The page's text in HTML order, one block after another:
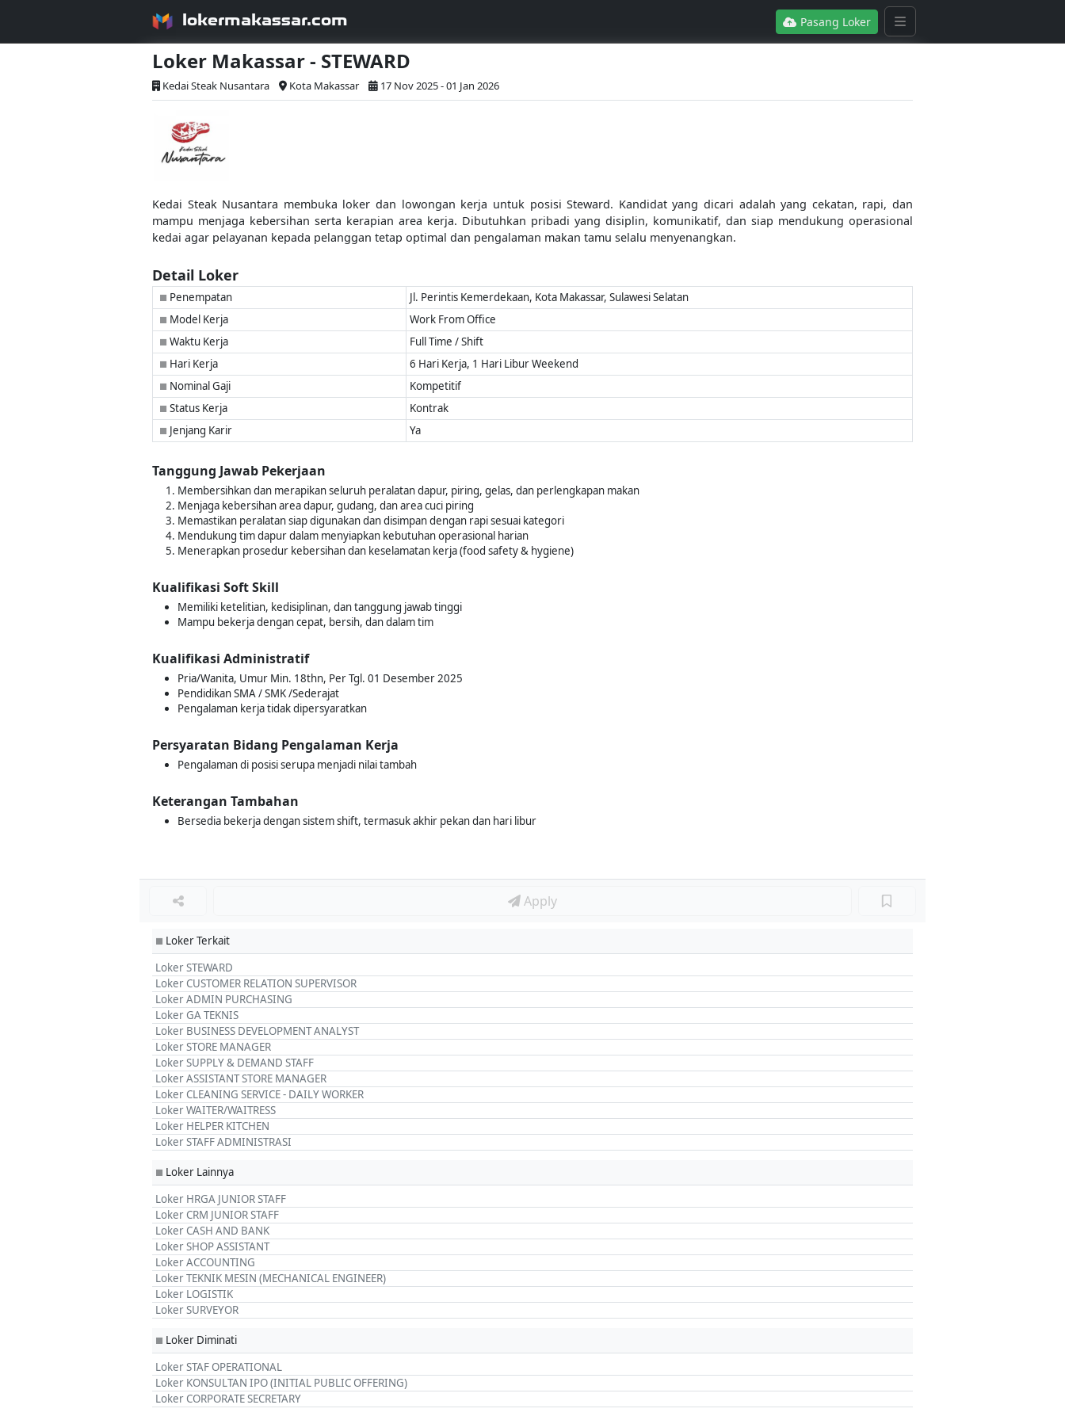
lokermakassar.com Pasang Loker
Loker Makassar - STEWARD
Kedai Steak Nusantara Kota Makassar 17 Nov 2025 - 01 Jan 2026
Kedai Steak Nusantara membuka loker dan lowongan kerja untuk posisi Steward. Kandidat yang dicari adalah yang cekatan, rapi, dan
mampu menjaga kebersihan serta kerapian area kerja. Dibutuhkan pribadi yang disiplin, komunikatif, dan siap mendukung operasional
kedai agar pelayanan kepada pelanggan tetap optimal dan pengalaman makan tamu selalu menyenangkan.
Detail Loker
■ Penempatan Jl. Perintis Kemerdekaan, Kota Makassar, Sulawesi Selatan
■ Model Kerja Work From Office
■ Waktu Kerja Full Time / Shift
■ Hari Kerja 6 Hari Kerja, 1 Hari Libur Weekend
■ Nominal Gaji Kompetitif
■ Status Kerja Kontrak
■ Jenjang Karir Ya
Tanggung Jawab Pekerjaan
Membersihkan dan merapikan seluruh peralatan dapur, piring, gelas, dan perlengkapan makan
Menjaga kebersihan area dapur, gudang, dan area cuci piring
Memastikan peralatan siap digunakan dan disimpan dengan rapi sesuai kategori
Mendukung tim dapur dalam menyiapkan kebutuhan operasional harian
Menerapkan prosedur kebersihan dan keselamatan kerja (food safety & hygiene)
Kualifikasi Soft Skill
Memiliki ketelitian, kedisiplinan, dan tanggung jawab tinggi
Mampu bekerja dengan cepat, bersih, dan dalam tim
Kualifikasi Administratif
Pria/Wanita, Umur Min. 18thn, Per Tgl. 01 Desember 2025
Pendidikan SMA / SMK /Sederajat
Pengalaman kerja tidak dipersyaratkan
Persyaratan Bidang Pengalaman Kerja
Pengalaman di posisi serupa menjadi nilai tambah
Keterangan Tambahan
Bersedia bekerja dengan sistem shift, termasuk akhir pekan dan hari libur
Apply
■ Loker Terkait
Loker STEWARD
Loker CUSTOMER RELATION SUPERVISOR
Loker ADMIN PURCHASING
Loker GA TEKNIS
Loker BUSINESS DEVELOPMENT ANALYST
Loker STORE MANAGER
Loker SUPPLY & DEMAND STAFF
Loker ASSISTANT STORE MANAGER
Loker CLEANING SERVICE - DAILY WORKER
Loker WAITER/WAITRESS
Loker HELPER KITCHEN
Loker STAFF ADMINISTRASI
■ Loker Lainnya
Loker HRGA JUNIOR STAFF
Loker CRM JUNIOR STAFF
Loker CASH AND BANK
Loker SHOP ASSISTANT
Loker ACCOUNTING
Loker TEKNIK MESIN (MECHANICAL ENGINEER)
Loker LOGISTIK
Loker SURVEYOR
■ Loker Diminati
Loker STAF OPERATIONAL
Loker KONSULTAN IPO (INITIAL PUBLIC OFFERING)
Loker CORPORATE SECRETARY